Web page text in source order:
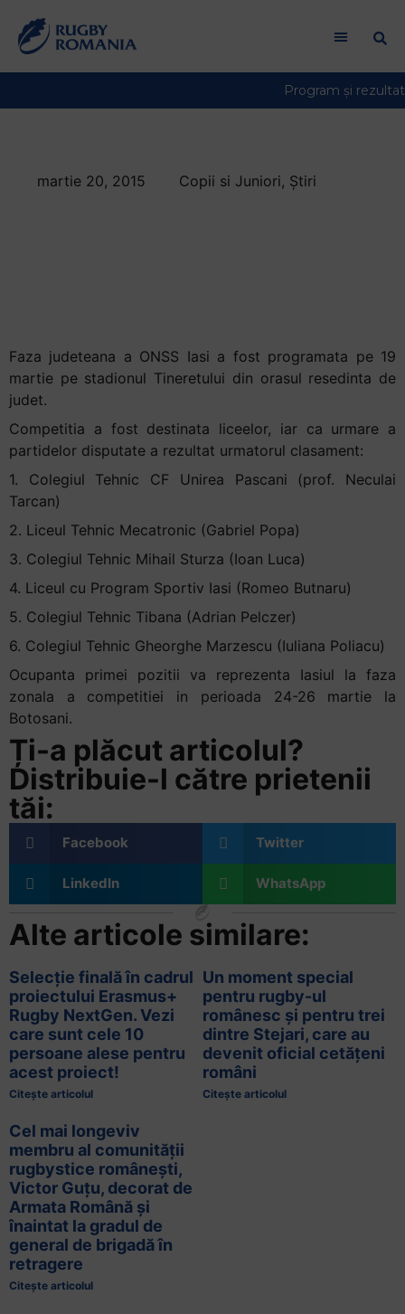
in
reader,
press
"Ctrl
/".
shortcut
activates
the
screen
to
help
you
and
interact
with
the
content.
martie 20, 2015 Copii si Juniori, Știri
Faza judeteana a ONSS Iasi a fost programata pe 19
martie pe stadionul Tineretului din orasul resedinta de
judet.
Competitia a fost destinata liceelor, iar ca urmare a
partidelor disputate a rezultat urmatorul clasament:
1. Colegiul Tehnic CF Unirea Pascani (prof. Neculai
Tarcan)
2. Liceul Tehnic Mecatronic (Gabriel Popa)
3. Colegiul Tehnic Mihail Sturza (Ioan Luca)
4. Liceul cu Program Sportiv Iasi (Romeo Butnaru)
5. Colegiul Tehnic Tibana (Adrian Pelczer)
6. Colegiul Tehnic Gheorghe Marzescu (Iuliana Poliacu)
Ocupanta primei pozitii va reprezenta Iasiul la faza
zonala a competitiei in perioada 24-26 martie la
Botosani.
Ți-a plăcut articolul?
Distribuie-l către prietenii
tăi:
Facebook Twitter
LinkedIn WhatsApp
Alte articole similare:
Selecție finală în cadrul
proiectului Erasmus+
Rugby NextGen. Vezi
care sunt cele 10
persoane alese pentru
acest proiect!
Citește articolul
Un moment special
pentru rugby-ul
românesc și pentru trei
dintre Stejari, care au
devenit oficial cetățeni
români
Citește articolul
Cel mai longeviv
membru al comunității
rugbystice românești,
Victor Guțu, decorat de
Armata Română și
înaintat la gradul de
general de brigadă în
retragere
Citește articolul